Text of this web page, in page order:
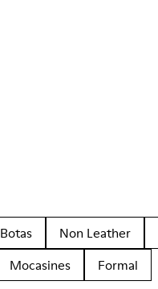
Botas Non Leather
Mocasines Formal